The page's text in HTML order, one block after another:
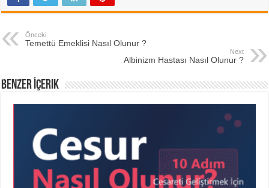
Önceki
Temettü Emeklisi Nasıl Olunur ?
Next
Albinizm Hastası Nasıl Olunur ?
Benzer İçerik